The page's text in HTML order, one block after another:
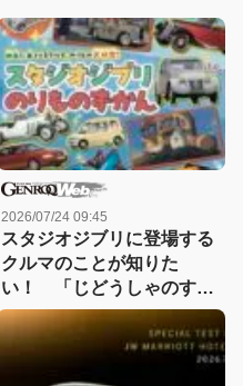
2026/07/24 09:45
スタジオジブリに登場する
クルマのことが知りた
い！ 「じどうしゃのすべ
て 」Vol.10発売！